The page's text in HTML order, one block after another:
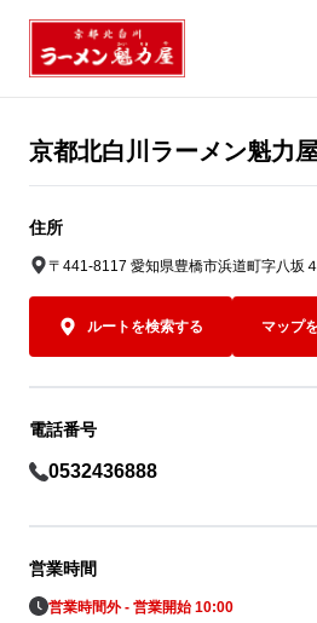
京都北白川ラーメン魁力
住所
〒441-8117 愛知県豊橋市浜道町字八坂
ルートを検索する マップ
電話番号
0532436888
営業時間
営業時間外 - 営業開始 10:00